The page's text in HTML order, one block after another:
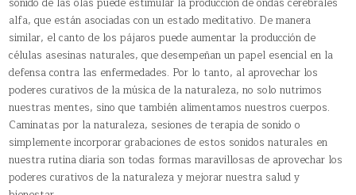
alfa, que están asociadas con un estado meditativo. De manera
similar, el canto de los pájaros puede aumentar la producción de
células asesinas naturales, que desempeñan un papel esencial en la
defensa contra las enfermedades. Por lo tanto, al aprovechar los
poderes curativos de la música de la naturaleza, no solo nutrimos
nuestras mentes, sino que también alimentamos nuestros cuerpos.
Caminatas por la naturaleza, sesiones de terapia de sonido o
simplemente incorporar grabaciones de estos sonidos naturales en
nuestra rutina diaria son todas formas maravillosas de aprovechar los
poderes curativos de la naturaleza y mejorar nuestra salud y